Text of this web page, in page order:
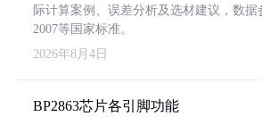
际计算案例、误差分析及选材建议，数据
2007等国家标准。
2026年8月4日
BP2863芯片各引脚功能